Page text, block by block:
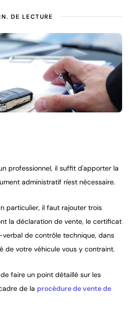
DE LECTURE
professionnel, il suffit d'apporter la
administratif n'est nécessaire.
particulier, il faut rajouter trois
la déclaration de vente, le certificat
de contrôle technique, dans
de votre véhicule vous y contraint.
faire un point détaillé sur les
de la procédure de vente de